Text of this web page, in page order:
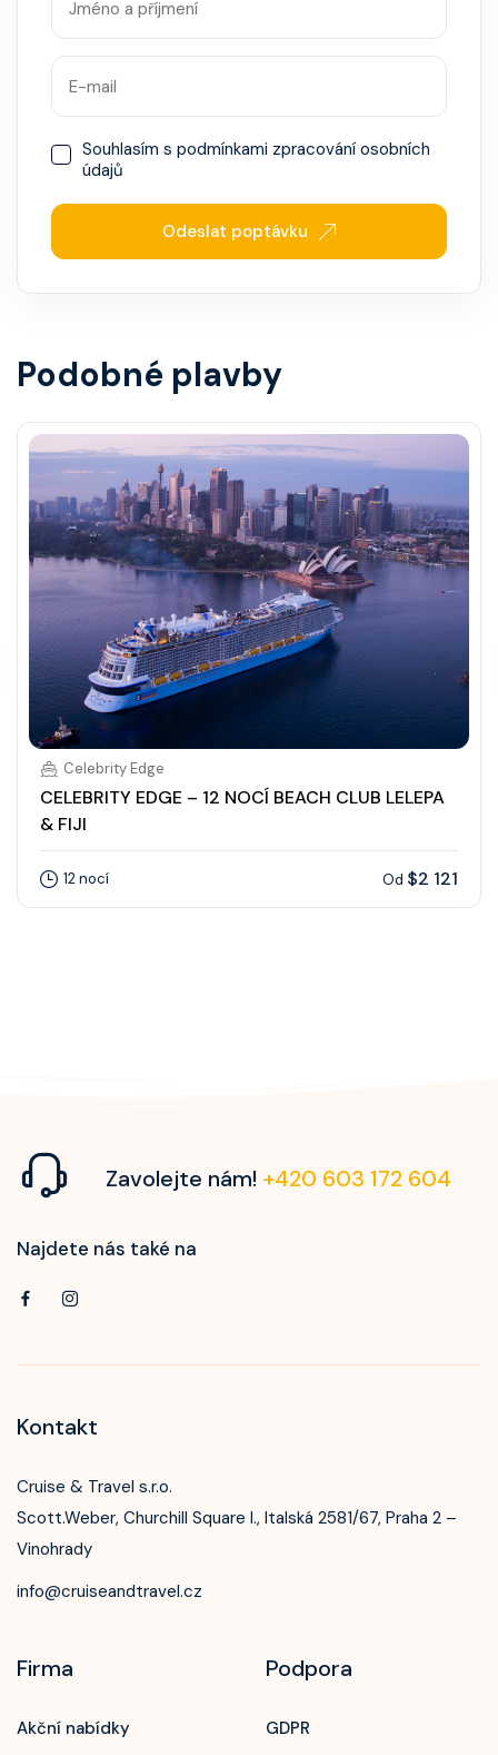
Souhlasím s podmínkami zpracování osobních
údajů
Odeslat poptávku
Podobné plavby
Celebrity Edge
CELEBRITY EDGE – 12 NOCÍ BEACH CLUB LELEPA
& FIJI
12 nocí Od $2 121
Zavolejte nám! +420 603 172 604
Najdete nás také na
Kontakt
Cruise & Travel s.r.o.
Scott.Weber, Churchill Square I., Italská 2581/67, Praha 2 –
Vinohrady
info@cruiseandtravel.cz
Firma
Akční nabídky
Podpora
GDPR